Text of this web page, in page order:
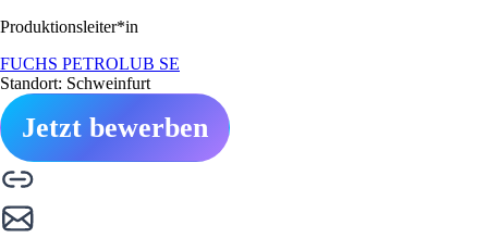
Produktionsleiter*in
FUCHS PETROLUB SE
Standort: Schweinfurt
Jetzt bewerben